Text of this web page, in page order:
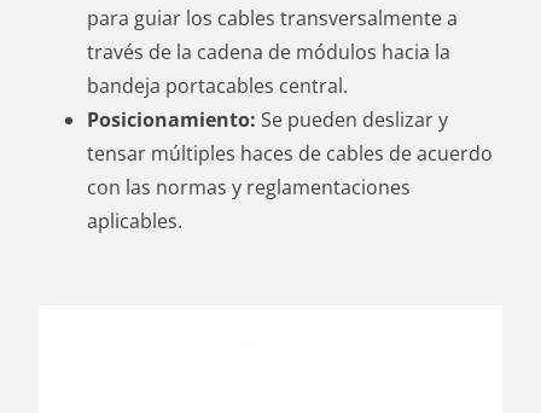
para guiar los cables transversalmente a
través de la cadena de módulos hacia la
bandeja portacables central.
Posicionamiento: Se pueden deslizar y
tensar múltiples haces de cables de acuerdo
con las normas y reglamentaciones
aplicables.